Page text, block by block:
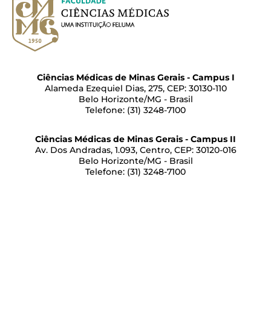
Ciências Médicas de Minas Gerais - Campus I
Alameda Ezequiel Dias, 275, CEP: 30130-110
Belo Horizonte/MG - Brasil
Telefone: (31) 3248-7100
Ciências Médicas de Minas Gerais - Campus II
Av. Dos Andradas, 1.093, Centro, CEP: 30120-016
Belo Horizonte/MG - Brasil
Telefone: (31) 3248-7100